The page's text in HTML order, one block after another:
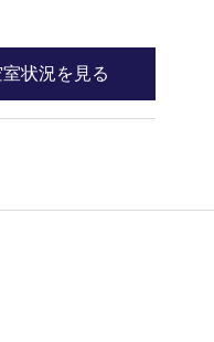
室状況を見る